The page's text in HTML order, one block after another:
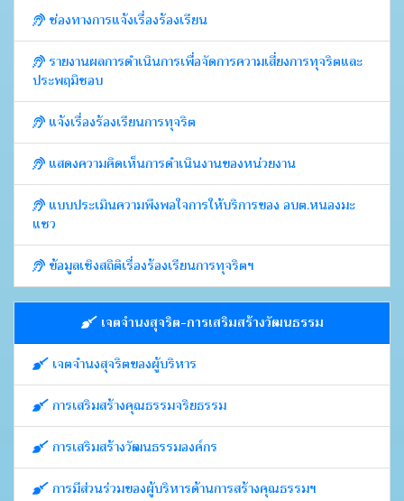
ช่องทางการแจ้งเรื่องร้องเรียน
รายงานผลการดำเนินการเพื่อจัดการความเสี่ยงการทุจริตและ
ประพฤมิชอบ
แจ้งเรื่องร้องเรียนการทุจริต
แสดงความคิดเห็นการดำเนินงานของหน่วยงาน
แบบประเมินความพึงพอใจการให้บริการของ อบต.หนองมะ
แซว
ข้อมูลเชิงสถิติเรื่องร้องเรียนการทุจริตฯ
เจตจำนงสุจริต-การเสริมสร้างวัฒนธรรม
เจตจำนงสุจริตของผู้บริหาร
การเสริมสร้างคุณธรรมจริยธรรม
การเสริมสร้างวัฒนธรรมองค์กร
การมีส่วนร่วมของผู้บริหารด้านการสร้างคุณธรรมฯ